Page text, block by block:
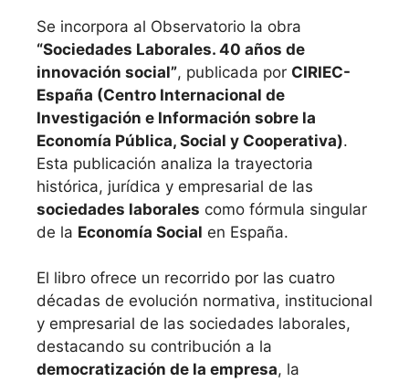
Se incorpora al Observatorio la obra
“Sociedades Laborales. 40 años de
innovación social”, publicada por CIRIEC-
España (Centro Internacional de
Investigación e Información sobre la
Economía Pública, Social y Cooperativa).
Esta publicación analiza la trayectoria
histórica, jurídica y empresarial de las
sociedades laborales como fórmula singular
de la Economía Social en España.
El libro ofrece un recorrido por las cuatro
décadas de evolución normativa, institucional
y empresarial de las sociedades laborales,
destacando su contribución a la
democratización de la empresa, la